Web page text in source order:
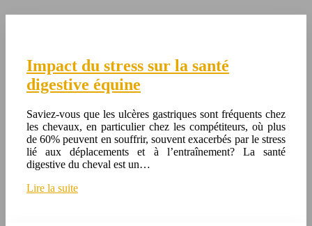
Impact du stress sur la santé
digestive équine
Saviez-vous que les ulcères gastriques sont fréquents chez
les chevaux, en particulier chez les compétiteurs, où plus
de 60% peuvent en souffrir, souvent exacerbés par le stress
lié aux déplacements et à l’entraînement? La santé
digestive du cheval est un…
Lire la suite